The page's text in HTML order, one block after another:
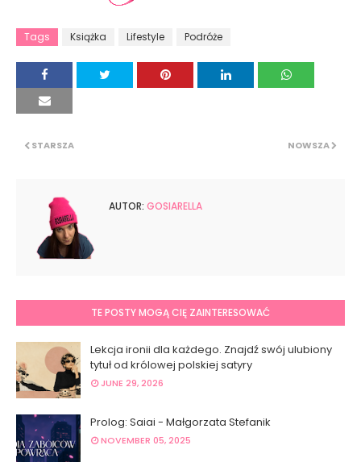
Tags Książka Lifestyle Podróże
NOWSZA
STARSZA
AUTOR: GOSIARELLA
TE POSTY MOGĄ CIĘ ZAINTERESOWAĆ
Lekcja ironii dla każdego. Znajdź swój ulubiony
tytuł od królowej polskiej satyry
JUNE 29, 2026
Prolog: Saiai - Małgorzata Stefanik
NOVEMBER 05, 2025